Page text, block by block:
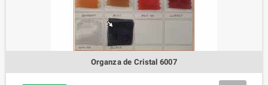
Organza de Cristal 6007